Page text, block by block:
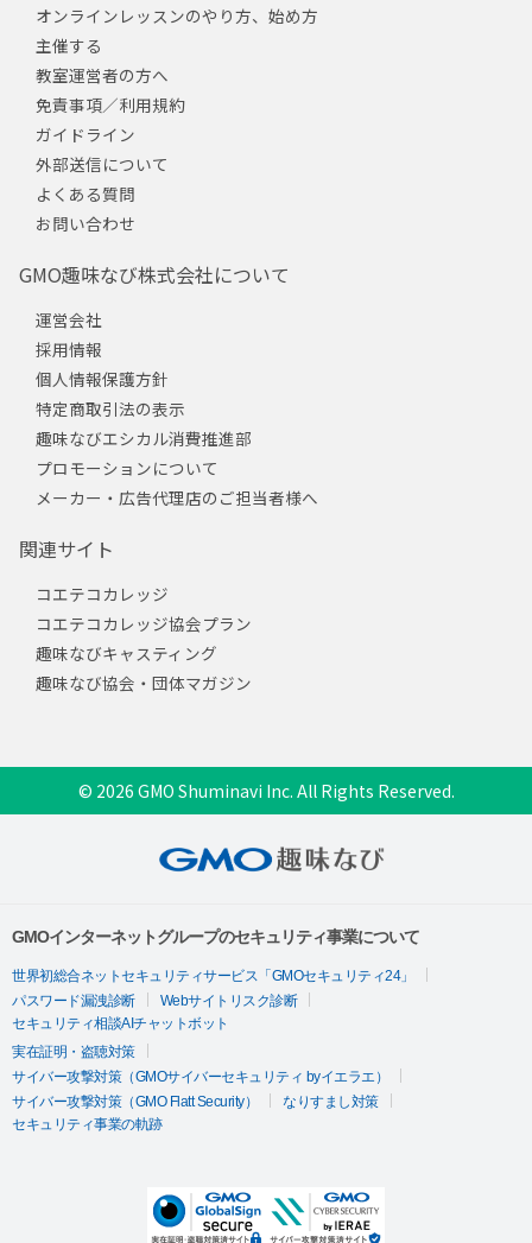
オンラインレッスンのやり方、始め方
主催する
教室運営者の方へ
免責事項／利用規約
ガイドライン
外部送信について
よくある質問
お問い合わせ
GMO趣味なび株式会社について
運営会社
採用情報
個人情報保護方針
特定商取引法の表示
趣味なびエシカル消費推進部
プロモーションについて
メーカー・広告代理店のご担当者様へ
関連サイト
コエテコカレッジ
コエテコカレッジ協会プラン
趣味なびキャスティング
趣味なび協会・団体マガジン
© 2026 GMO Shuminavi Inc. All Rights Reserved.